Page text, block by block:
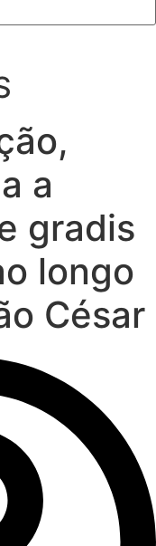
a
gradis
longo
César